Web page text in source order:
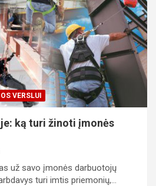
VERSLUI
ką turi žinoti įmonės
už savo įmonės darbuotojų
turi imtis priemonių,…